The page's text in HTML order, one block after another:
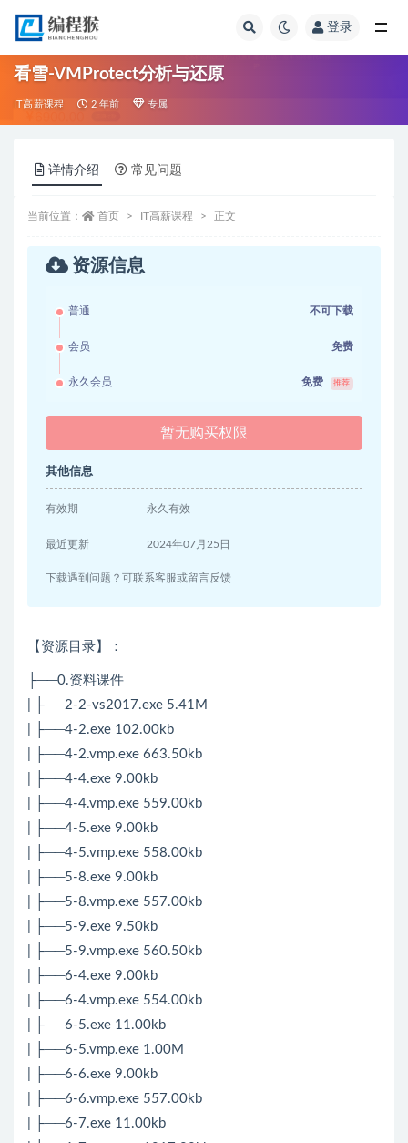
登录
看雪-VMProtect分析与还原
IT高薪课程 2 年前 专属
详情介绍 常见问题
当前位置： 首页 IT高薪课程 正文
资源信息
普通 不可下载
会员 免费
永久会员 免费 推荐
暂无购买权限
其他信息
有效期 永久有效
最近更新 2024年07月25日
下载遇到问题？可联系客服或留言反馈
【资源目录】：
├──0.资料课件
| ├──2-2-vs2017.exe 5.41M
| ├──4-2.exe 102.00kb
| ├──4-2.vmp.exe 663.50kb
| ├──4-4.exe 9.00kb
| ├──4-4.vmp.exe 559.00kb
| ├──4-5.exe 9.00kb
| ├──4-5.vmp.exe 558.00kb
| ├──5-8.exe 9.00kb
| ├──5-8.vmp.exe 557.00kb
| ├──5-9.exe 9.50kb
| ├──5-9.vmp.exe 560.50kb
| ├──6-4.exe 9.00kb
| ├──6-4.vmp.exe 554.00kb
| ├──6-5.exe 11.00kb
| ├──6-5.vmp.exe 1.00M
| ├──6-6.exe 9.00kb
| ├──6-6.vmp.exe 557.00kb
| ├──6-7.exe 11.00kb